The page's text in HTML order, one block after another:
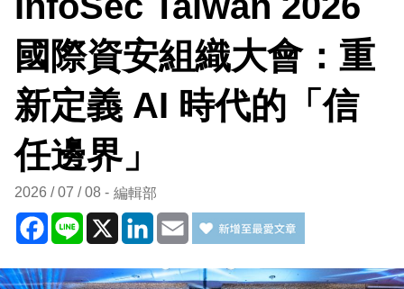
國際資安組織大會：重
新定義 AI 時代的「信
任邊界」
2026 / 07 / 08 編輯部
Facebook
Line X LinkedIn
Email